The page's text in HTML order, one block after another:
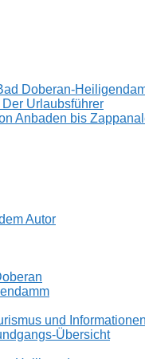
Doberan-
Urlaubsführer
Anbaden bis
Autor
und
Übersicht